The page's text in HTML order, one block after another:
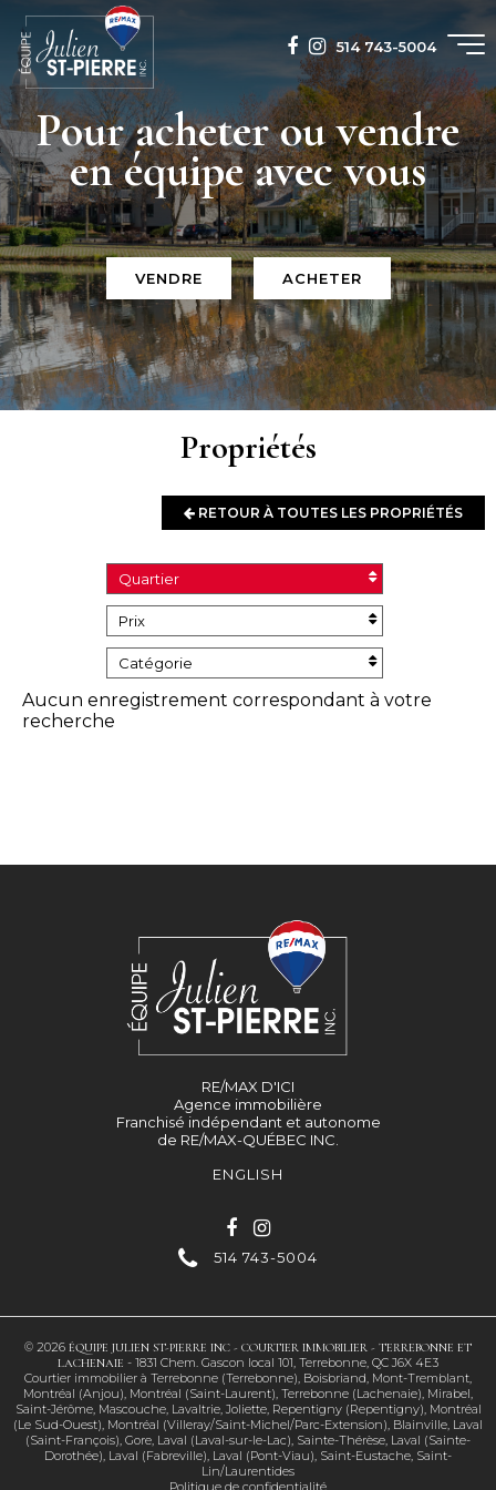
514 743-5004
Pour acheter ou vendre
en équipe avec vous
VENDRE ACHETER
Propriétés
RETOUR À TOUTES LES PROPRIÉTÉS
Quartier
Prix
Catégorie
Aucun enregistrement correspondant à votre
recherche
RE/MAX D'ICI
Agence immobilière
Franchisé indépendant et autonome
de RE/MAX-QUÉBEC INC.
ENGLISH
514 743-5004
© 2026 ÉQUIPE JULIEN ST-PIERRE INC - COURTIER IMMOBILIER - TERREBONNE ET
LACHENAIE - 1831 Chem. Gascon local 101, Terrebonne, QC J6X 4E3
Courtier immobilier à Terrebonne (Terrebonne), Boisbriand, Mont-Tremblant,
Montréal (Anjou), Montréal (Saint-Laurent), Terrebonne (Lachenaie), Mirabel,
Saint-Jérôme,Mascouche,Lavaltrie,Joliette,Repentigny (Repentigny),Montréal
(Le Sud-Ouest), Montréal (Villeray/Saint-Michel/Parc-Extension), Blainville, Laval
(Saint-François), Gore, Laval (Laval-sur-le-Lac), Sainte-Thérèse, Laval (Sainte-
Dorothée), Laval (Fabreville), Laval (Pont-Viau), Saint-Eustache, Saint-
Lin/Laurentides